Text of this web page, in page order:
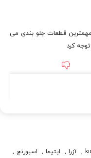
قطعات جلو بندی می
کرد
, آزرا , اپتيما , اسپورتج ,